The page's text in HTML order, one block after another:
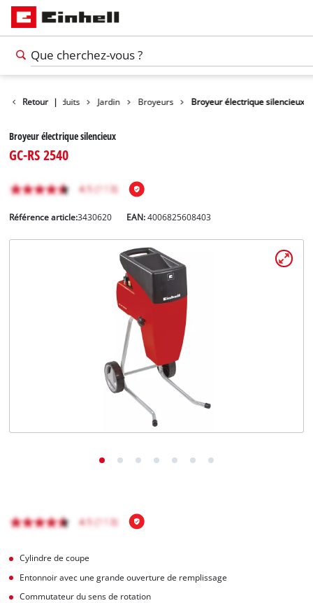
Retour |
Produits Jardin Broyeurs Broyeur électrique silencieux
Broyeur électrique silencieux
GC-RS 2540
Référence article:3430620 EAN:4006825608403
Cylindre de coupe
Entonnoir avec une grande ouverture de remplissage
Commutateur du sens de rotation